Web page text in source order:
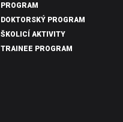
PROGRAM
DOKTORSKÝ PROGRAM
ŠKOLICÍ AKTIVITY
TRAINEE PROGRAM